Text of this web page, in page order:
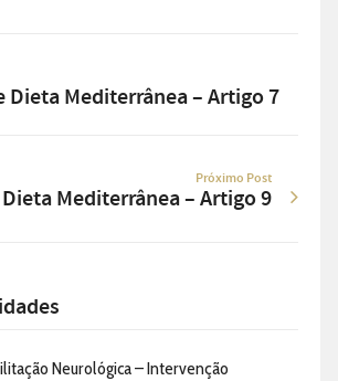
Dieta Mediterrânea – Artigo 7
Próximo Post
Mediterrânea – Artigo 9
Neurológica – Intervenção